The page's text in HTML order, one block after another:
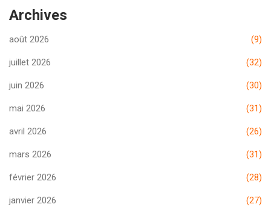
Archives
août 2026 (9)
juillet 2026 (32)
juin 2026 (30)
mai 2026 (31)
avril 2026 (26)
mars 2026 (31)
février 2026 (28)
janvier 2026 (27)